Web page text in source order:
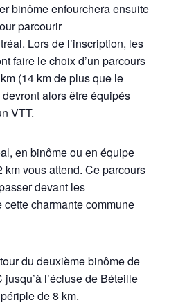
binôme enfourchera ensuite
parcourir
Lors de l’inscription, les
faire le choix d’un parcours
(14 km de plus que le
alors être équipés
VTT.
en binôme ou en équipe
km vous attend. Ce parcours
devant les
charmante commune
du deuxième binôme de
l’écluse de Béteille
de 8 km.